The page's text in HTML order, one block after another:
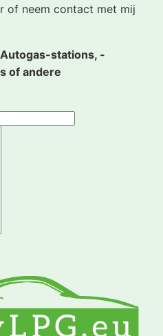
of neem contact met mij
stations, -
of andere